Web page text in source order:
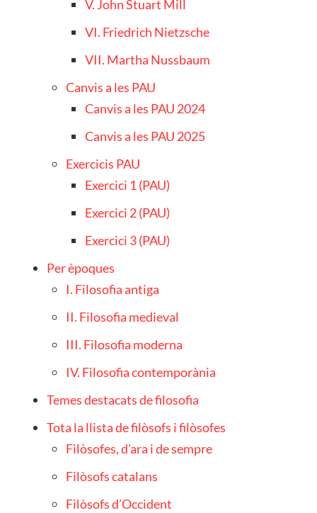
V. John Stuart Mill
VI. Friedrich Nietzsche
VII. Martha Nussbaum
Canvis a les PAU
Canvis a les PAU 2024
Canvis a les PAU 2025
Exercicis PAU
Exercici 1 (PAU)
Exercici 2 (PAU)
Exercici 3 (PAU)
Per èpoques
I. Filosofia antiga
II. Filosofia medieval
III. Filosofia moderna
IV. Filosofia contemporània
Temes destacats de filosofia
Tota la llista de filòsofs i filòsofes
Filòsofes, d’ara i de sempre
Filòsofs catalans
Filòsofs d’Occident